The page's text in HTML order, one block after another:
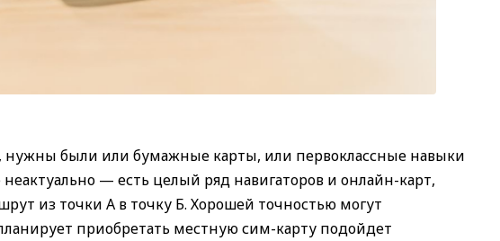
нужны были или бумажные карты, или первоклассные навыки
— есть целый ряд навигаторов и онлайн-карт,
из точки А в точку Б. Хорошей точностью могут
приобретать местную сим-карту подойдет